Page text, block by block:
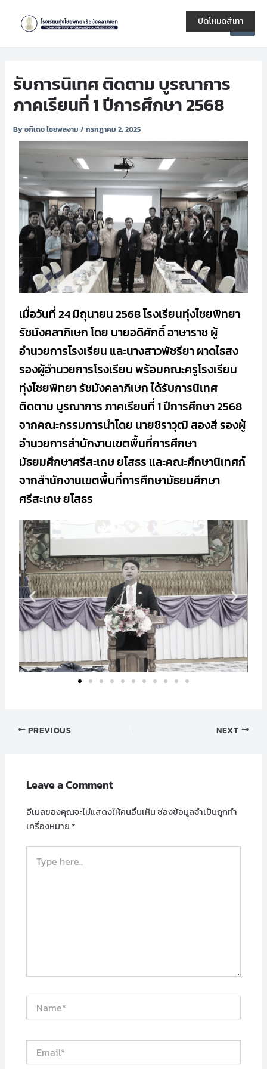
content
Main
รับการนิเทศ ติดตาม บูรณาการ
ภาคเรียนที่ 1 ปีการศึกษา 2568
Byอภิเดช ไชยพลงาม/กรกฎาคม 2, 2025
เมื่อวันที่ 24 มิถุนายน 2568 โรงเรียนทุ่งไชยพิทยา
รัชมังคลาภิเษก โดย นายอดิศักดิ์ อาษาราชผู้
อำนวยการโรงเรียน และนางสาวพัชรียา ผาดไธสง
รองผู้อำนวยการโรงเรียน พร้อมคณะครูโรงเรียน
ทุ่งไชยพิทยา รัชมังคลาภิเษก ได้รับการนิเทศ
ติดตาม บูรณาการ ภาคเรียนที่ 1 ปีการศึกษา 2568
จากคณะกรรมการนำโดย นายชิราวุฒิ สองสี รองผู้
อำนวยการสำนักงานเขตพื้นที่การศึกษา
มัธยมศึกษาศรีสะเกษ ยโสธร และคณะศึกษานิเทศก์
จากสำนักงานเขตพื้นที่การศึกษามัธยมศึกษา
ศรีสะเกษ ยโสธร
navigation
PREVIOUS NEXT
Leave a Comment
อีเมลของคุณจะไม่แสดงให้คนอื่นเห็น ช่องข้อมูลจำเป็นถูกทำ
เครื่องหมาย*
here..
Name*
ปิดโหมดสีเทา